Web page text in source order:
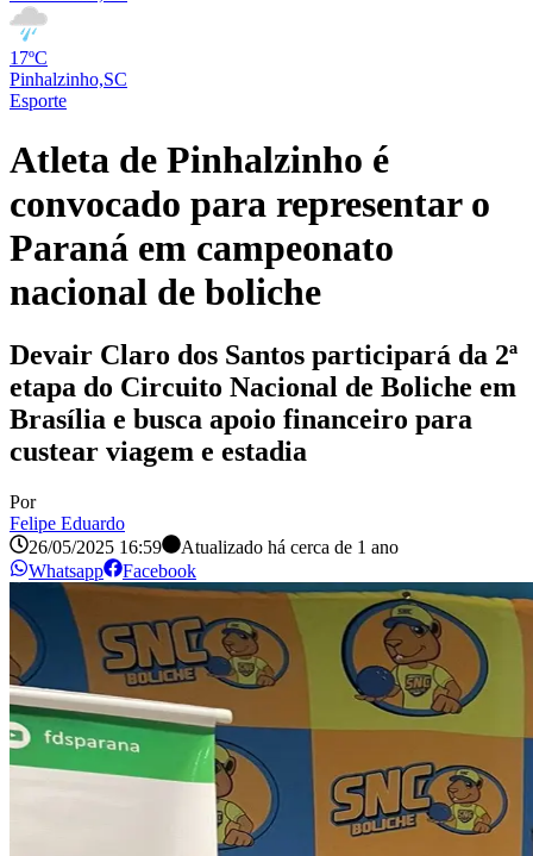
17ºC
Pinhalzinho,SC
Esporte
Atleta de Pinhalzinho é
convocado para representar o
Paraná em campeonato
nacional de boliche
Devair Claro dos Santos participará da 2ª
etapa do Circuito Nacional de Boliche em
Brasília e busca apoio financeiro para
custear viagem e estadia
Por
Felipe Eduardo
26/05/2025 16:59
Atualizado há cerca de 1 ano
Whatsapp
Facebook